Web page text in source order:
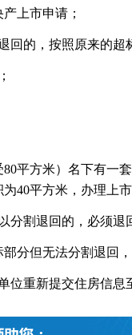
上市申请；
回的，按照原来的
80平方米）名下有一
为40平方米，办理上
分割退回的，必须退
部分但无法分割退回
位重新提交住房信